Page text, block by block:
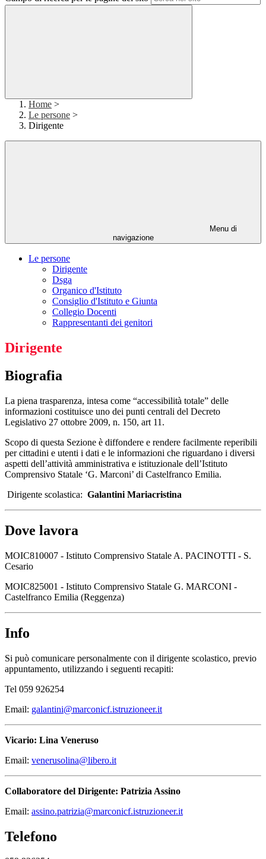
Home >
Le persone >
Dirigente
Menu di
navigazione
Le persone
Dirigente
Dsga
Organico d'Istituto
Consiglio d'Istituto e Giunta
Collegio Docenti
Rappresentanti dei genitori
Dirigente
Biografia
La piena trasparenza, intesa come “accessibilità totale” delle
informazioni costituisce uno dei punti centrali del Decreto
Legislativo 27 ottobre 2009, n. 150, art 11.
Scopo di questa Sezione è diffondere e rendere facilmente reperibili
per cittadini e utenti i dati e le informazioni che riguardano i diversi
aspetti dell’attività amministrativa e istituzionale dell’Istituto
Comprensivo Statale ‘G. Marconi’ di Castelfranco Emilia.
Dirigente scolastica: Galantini Mariacristina
Dove lavora
MOIC810007 - Istituto Comprensivo Statale A. PACINOTTI - S.
Cesario
MOIC825001 - Istituto Comprensivo Statale G. MARCONI -
Castelfranco Emilia (Reggenza)
Info
Si può comunicare personalmente con il dirigente scolastico, previo
appuntamento, utilizzando i seguenti recapiti:
Tel 059 926254
Email: galantini@marconicf.istruzioneer.it
Vicario: Lina Veneruso
Email: venerusolina@libero.it
Collaboratore del Dirigente: Patrizia Assino
Email: assino.patrizia@marconicf.istruzioneer.it
Telefono